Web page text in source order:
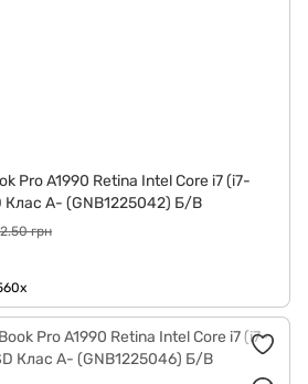
Pro A1990 Retina Intel Core i7 (i7-
Клас A- (GNB1225042) Б/В
грн